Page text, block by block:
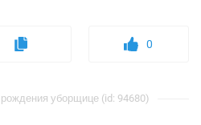
0
уборщице (id: 94680)